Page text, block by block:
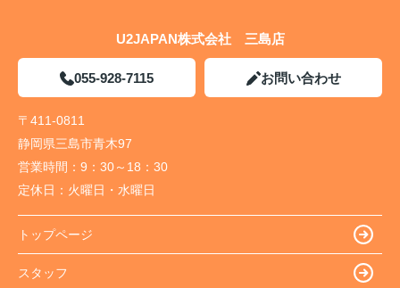
U2JAPAN株式会社 三島店
055-928-7115 お問い合わせ
〒411-0811
静岡県三島市青木97
営業時間： 9：30～18：30
定休日： 火曜日・水曜日
トップページ
スタッフ